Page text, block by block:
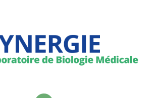
DE SANTÉ